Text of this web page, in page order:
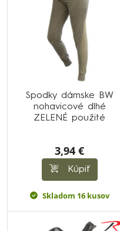
Spodky dámske BW
nohavicové dlhé
ZELENÉ použité
3,94 €
Kúpiť
Skladom 16 kusov